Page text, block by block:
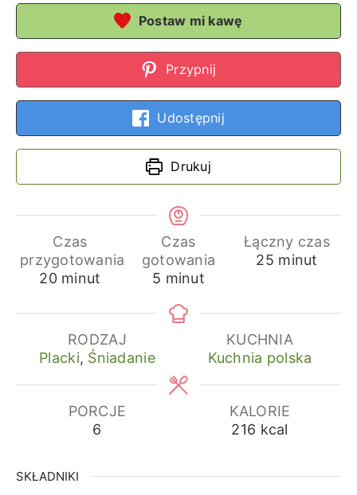
Postaw mi kawę
Przypnij
Udostępnij
Drukuj
Czas
przygotowania
20minuty
minut
Czas
gotowania
5 minuty
minut
Łączny czas
25minuty
minut
RODZAJ
Placki, Śniadanie
KUCHNIA
Kuchnia polska
PORCJE
6
KALORIE
216 kcal
SKŁADNIKI